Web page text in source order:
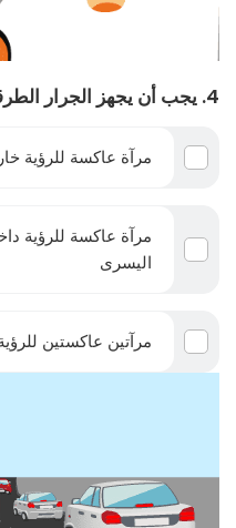
4. يجب أن يجهز الجرار الطرقي ب:
مرآة عاكسة للرؤية
مرآة عاكسة للرؤية
اليسرى
مرآتين عاكستين